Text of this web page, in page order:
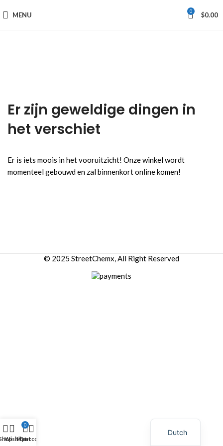
MENU 0 $0.00
Er zijn geweldige dingen in
het verschiet
Er is iets moois in het vooruitzicht! Onze winkel wordt
momenteel gebouwd en zal binnenkort online komen!
© 2025 StreetChemx, All Right Reserved
Wishlist
0
Cart
My account
Dutch